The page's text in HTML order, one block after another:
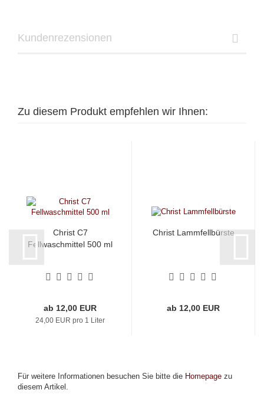
Kundenrezensionen
Zu diesem Produkt empfehlen wir Ihnen:
Christ C7
Fellwaschmittel 500 ml
ab 12,00 EUR
24,00 EUR pro 1 Liter
Christ Lammfellbürste
ab 12,00 EUR
Für weitere Informationen besuchen Sie bitte die Homepage zu
diesem Artikel.